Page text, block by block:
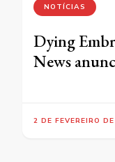
NOTÍCIAS
Dying
News
2 DE FEVEREIRO